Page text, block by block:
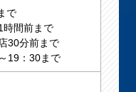
で
時間前まで
30分前まで
19：30まで